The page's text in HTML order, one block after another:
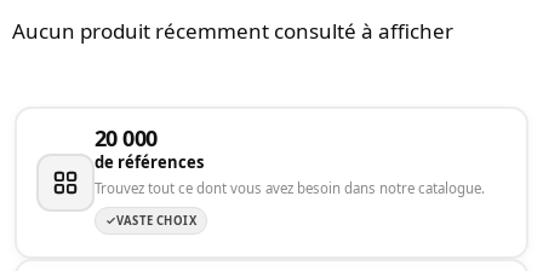
Aucun produit récemment consulté à afficher
20 000
de références
Trouvez tout ce dont vous avez besoin dans notre catalogue.
VASTE CHOIX